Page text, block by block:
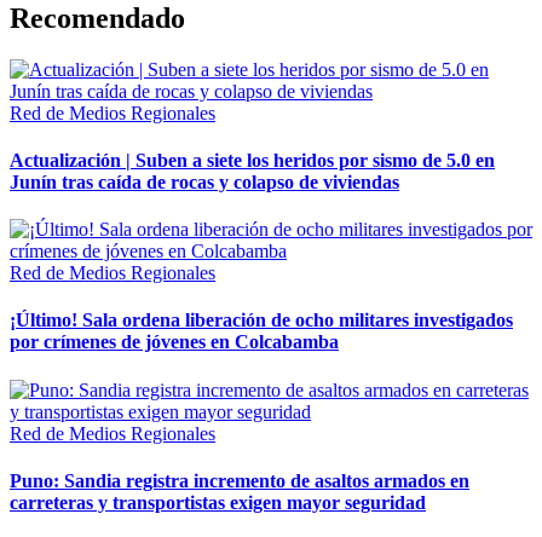
Recomendado
Red de Medios Regionales
Actualización | Suben a siete los heridos por sismo de 5.0 en
Junín tras caída de rocas y colapso de viviendas
Red de Medios Regionales
¡Último! Sala ordena liberación de ocho militares investigados
por crímenes de jóvenes en Colcabamba
Red de Medios Regionales
Puno: Sandia registra incremento de asaltos armados en
carreteras y transportistas exigen mayor seguridad